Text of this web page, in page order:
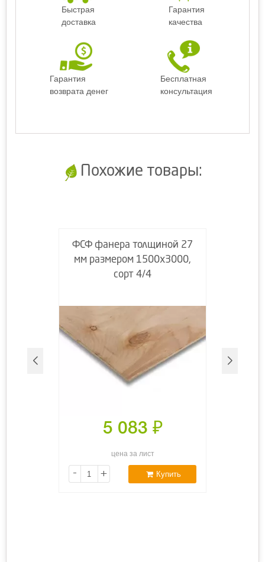
Быстрая
доставка
Гарантия
качества
Гарантия
возврата денег
Бесплатная
консультация
Похожие товары:
ФСФ фанера толщиной 27
мм размером 1500х3000,
сорт 4/4
5 083 ₽
цена за лист
- + Купить